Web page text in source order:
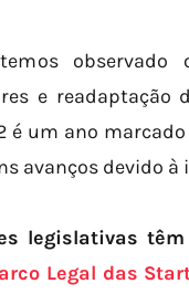
observado
e readaptação
é um ano
avanços devido
legislativas
Legal das